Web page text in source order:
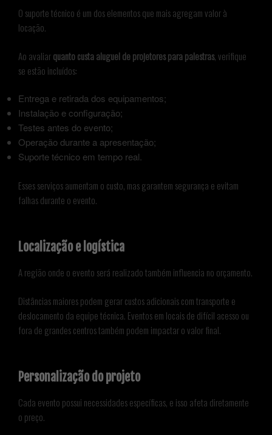
O suporte técnico é um dos elementos que mais agregam valor à
locação.
Ao avaliarquanto custa aluguel de projetores para palestras, verifique
se estão incluídos:
Entrega e retirada dos equipamentos;
Instalação e configuração;
Testes antes do evento;
Operação durante a apresentação;
Suporte técnico em tempo real.
Esses serviços aumentam o custo, mas garantem segurança e evitam
falhas durante o evento.
Localização e logística
A região onde o evento será realizado também influencia no orçamento.
Distâncias maiores podem gerar custos adicionais com transporte e
deslocamento da equipe técnica. Eventos em locais de difícil acesso ou
fora de grandes centros também podem impactar o valor final.
Personalização do projeto
Cada evento possui necessidades específicas, e isso afeta diretamente
o preço.